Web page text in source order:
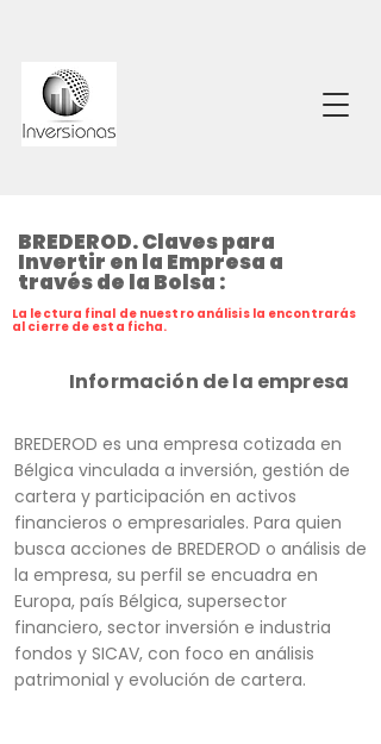
BREDEROD. Claves para
Invertir en la Empresa a
través de la Bolsa :
La lectura final de nuestro análisis la encontrarás
al cierre de esta ficha.
Información de la empresa
BREDEROD es una empresa cotizada en
Bélgica vinculada a inversión, gestión de
cartera y participación en activos
financieros o empresariales. Para quien
busca acciones de BREDEROD o análisis de
la empresa, su perfil se encuadra en
Europa, país Bélgica, supersector
financiero, sector inversión e industria
fondos y SICAV, con foco en análisis
patrimonial y evolución de cartera.